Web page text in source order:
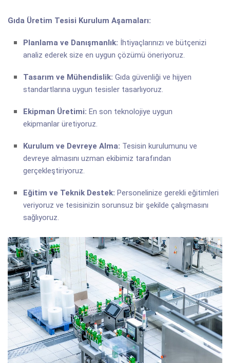
Gıda Üretim Tesisi Kurulum Aşamaları:
Planlama ve Danışmanlık: İhtiyaçlarınızı ve bütçenizi
analiz ederek size en uygun çözümü öneriyoruz.
Tasarım ve Mühendislik: Gıda güvenliği ve hijyen
standartlarına uygun tesisler tasarlıyoruz.
Ekipman Üretimi: En son teknolojiye uygun
ekipmanlar üretiyoruz.
Kurulum ve Devreye Alma: Tesisin kurulumunu ve
devreye almasını uzman ekibimiz tarafından
gerçekleştiriyoruz.
Eğitim ve Teknik Destek: Personelinize gerekli eğitimleri
veriyoruz ve tesisinizin sorunsuz bir şekilde çalışmasını
sağlıyoruz.